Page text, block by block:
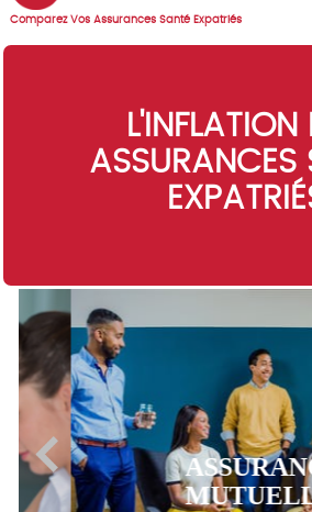
Comparez Vos Assurances Santé Expatriés
L'INFLATION
ASSURANCES
ASSURANCE
MUTUELLE